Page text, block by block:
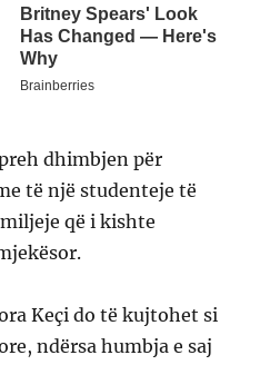
dhimbjen për
të një studenteje të
që i kishte
Keçi do të kujtohet si
ndërsa humbja e saj